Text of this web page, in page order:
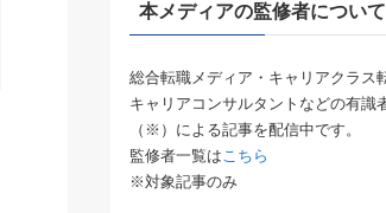
本メディアの監修者について
総合転職メディア・キャリアクラス
キャリアコンサルタントなどの有識
（※）による記事を配信中です。
監修者一覧はこちら
※対象記事のみ